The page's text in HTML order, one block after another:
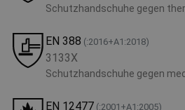
Schutzhandschuhe gegen
EN 388 (:2016+A1:2018)
3133X
Schutzhandschuhe gegen
EN 12477 (:2001+А1:2005)